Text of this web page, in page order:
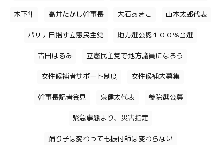
木下隼 高井たかし幹事長 大石あきこ 山本太郎代表
パリテ目指す立憲民主党 地方選公認１００％当選
吉田はるみ 立憲民主党で地方議員になろう
女性候補者サポート制度 女性候補大募集
幹事長記者会見 泉健太代表 参院選公募
緊急事態より、災害指定
踊り子は変わっても振付師は変わらない